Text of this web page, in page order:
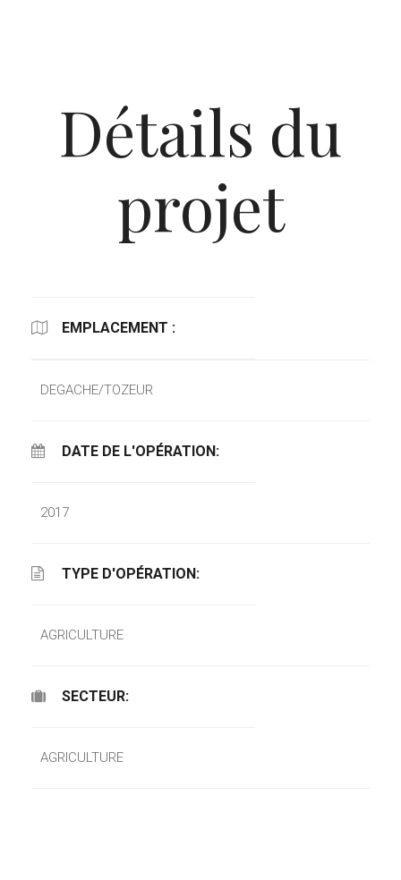
Détails du
projet
EMPLACEMENT :
DEGACHE/TOZEUR
DATE DE L'OPÉRATION:
2017
TYPE D'OPÉRATION:
AGRICULTURE
SECTEUR:
AGRICULTURE